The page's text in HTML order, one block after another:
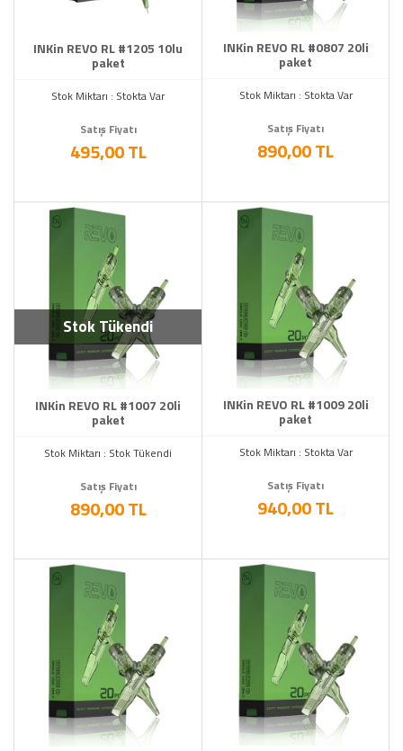
INKin REVO RL #1205 10lu
paket
Stok Miktarı : Stokta Var
Satış Fiyatı
495,00 TL
INKin REVO RL #0807 20li
paket
Stok Miktarı : Stokta Var
Satış Fiyatı
890,00 TL
Stok Tükendi
INKin REVO RL #1007 20li
paket
Stok Miktarı : Stok Tükendi
Satış Fiyatı
890,00 TL
INKin REVO RL #1009 20li
paket
Stok Miktarı : Stokta Var
Satış Fiyatı
940,00 TL